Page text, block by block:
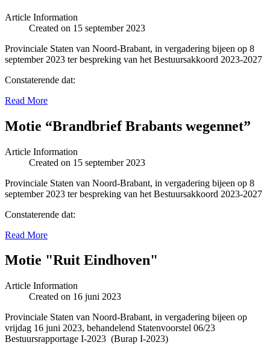
Article Information
Created on 15 september 2023
Provinciale Staten van Noord-Brabant, in vergadering bijeen op 8
september 2023 ter bespreking van het Bestuursakkoord 2023-2027
Constaterende dat:
Read More
Motie “Brandbrief Brabants wegennet”
Article Information
Created on 15 september 2023
Provinciale Staten van Noord-Brabant, in vergadering bijeen op 8
september 2023 ter bespreking van het Bestuursakkoord 2023-2027
Constaterende dat:
Read More
Motie "Ruit Eindhoven"
Article Information
Created on 16 juni 2023
Provinciale Staten van Noord-Brabant, in vergadering bijeen op
vrijdag 16 juni 2023, behandelend Statenvoorstel 06/23
Bestuursrapportage I-2023 (Burap I-2023)